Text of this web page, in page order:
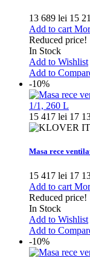
13 689 lei 15
Add to cart
Reduced price!
In Stock
Add to Wishlist
Add to
-10%
15 417 lei 17
Masa rece
15 417 lei 17
Add to cart
Reduced price!
In Stock
Add to Wishlist
Add to
-10%